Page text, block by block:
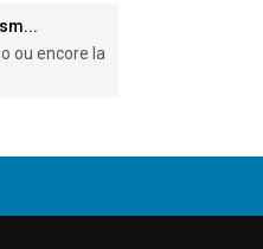
ou encore la